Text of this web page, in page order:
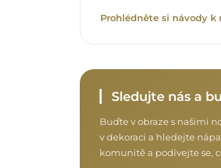
Prohlédněte si návody k
Sledujte nás a
Buďte v obraze s našimi
v dekoraci a hledejte
komunitě a podívejte se,